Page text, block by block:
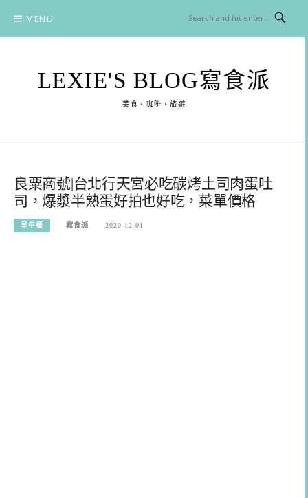
content
MENU
LEXIE'S BLOG寫食派
美食、咖啡、旅遊
良粟商號|台北行天宮必吃碳烤土司肉蛋吐
司，爆漿半熟蛋好拍也好吃，菜單價格
早午餐 寫食派 2020-12-01